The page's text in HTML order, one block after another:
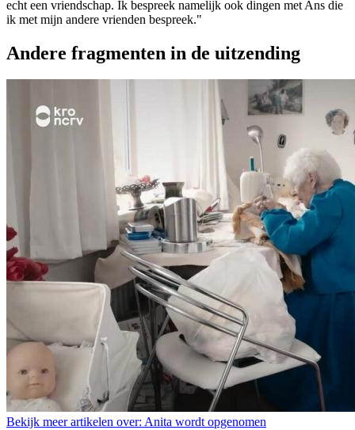
echt een vriendschap. Ik bespreek namelijk ook dingen met Ans die
ik met mijn andere vrienden bespreek."
Andere fragmenten in de uitzending
Bekijk meer artikelen over: Anita wordt opgenomen